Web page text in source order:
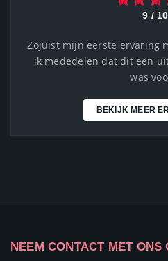
9 / 10
Zojuist mijn eerste ervaring
ik mededelen dat dit een
was
BEKIJK MEER
NEEM CONTACT MET ONS